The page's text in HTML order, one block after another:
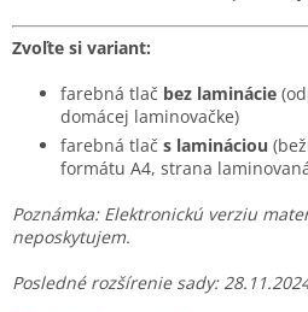
Zvoľte si variant:
farebná tlač bez laminácie
domácej laminovačke)
farebná tlač s lamináciou
formátu A4, strana
Poznámka: Elektronickú verziu
neposkytujem.
Posledné rozšírenie sady: